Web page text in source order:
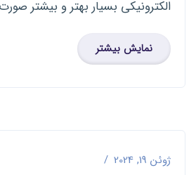
الکترونیکی بسیار بهتر و بیشتر
نمایش بیشتر
ژوئن 19, 2024